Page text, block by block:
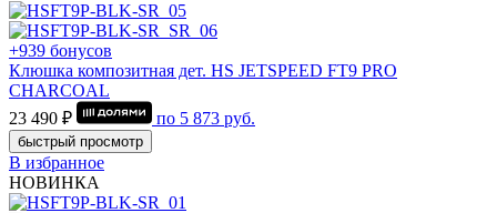
+939 бонусов
Клюшка композитная дет. HS JETSPEED FT9 PRO
CHARCOAL
23 490 ₽
по 5 873 руб.
быстрый просмотр
В избранное
НОВИНКА